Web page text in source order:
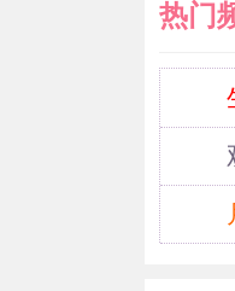
热门